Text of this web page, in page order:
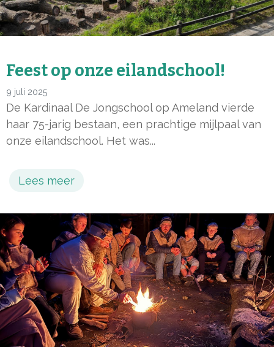
Feest op onze eilandschool!
9 juli 2025
De Kardinaal De Jongschool op Ameland vierde
haar 75-jarig bestaan, een prachtige mijlpaal van
onze eilandschool. Het was...
Lees meer